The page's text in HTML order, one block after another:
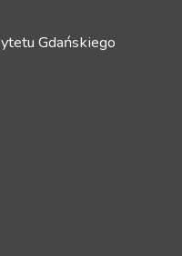
Gdańskiego